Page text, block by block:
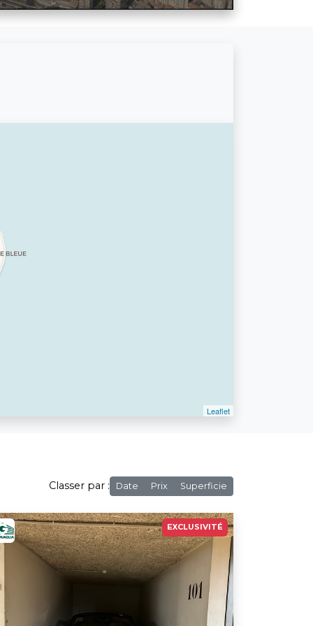
Classer par : Date Prix Superficie
EXCLUSIVITÉ